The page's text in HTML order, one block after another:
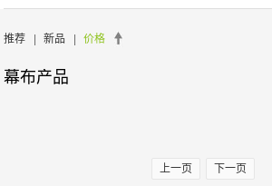
周边产品
5万-15万
30万-50万
Screen Excellence
推荐 | 新品 | 价格
幕布产品
上一页 下一页